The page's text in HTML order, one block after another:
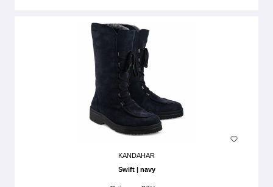
KANDAHAR
Swift | navy